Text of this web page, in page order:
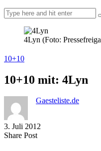
4Lyn (Foto:
10+10
10+10 mit: 4Lyn
Gaesteliste.de
3. Juli 2012
Share PostShare
Copy
Send